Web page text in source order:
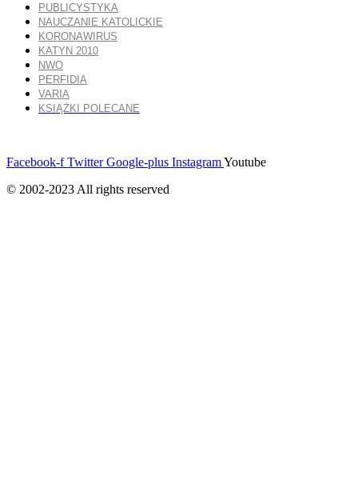
PUBLICYSTYKA
NAUCZANIE KATOLICKIE
KORONAWIRUS
KATYN 2010
NWO
PERFIDIA
VARIA
KSIĄŻKI POLECANE
Facebook-f Twitter Google-plus InstagramYoutube
© 2002-2023 All rights reserved